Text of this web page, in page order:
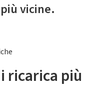
vicine.
ricarica più